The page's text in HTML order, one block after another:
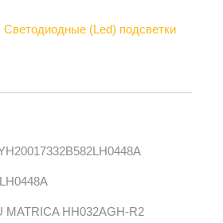
Светодиодные (Led) подсветки
MATRICA HH032AGH-R2